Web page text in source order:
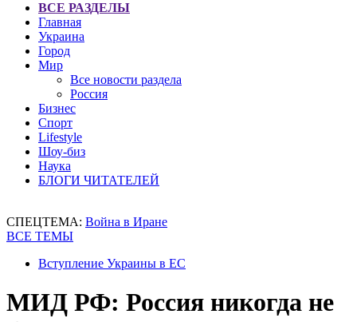
ВСЕ РАЗДЕЛЫ
Главная
Украина
Город
Мир
Все новости раздела
Россия
Бизнес
Спорт
Lifestyle
Шоу-биз
Наука
БЛОГИ ЧИТАТЕЛЕЙ
СПЕЦТЕМА: Война в Иране
ВСЕ ТЕМЫ
Вступление Украины в ЕС
МИД РФ: Россия никогда не